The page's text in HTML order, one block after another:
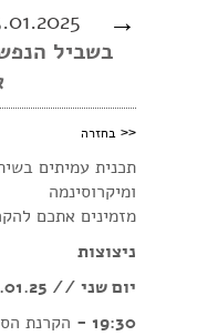
13.01.2025, בשעה
בשביל
→
<< בחזרה
תכנית עמיתים
ומיקרוסינמה
מזמינים אתכם
ניצוצות
יום שני // 13.01.25
19:30 -
הקרנת